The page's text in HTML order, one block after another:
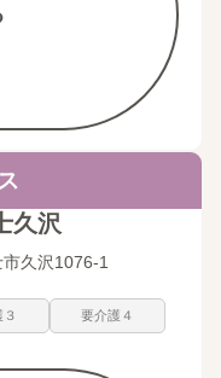
久沢
久沢1076-1
要介護４